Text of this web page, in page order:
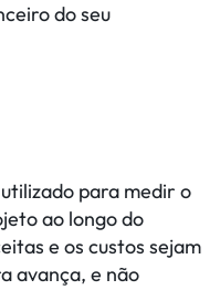
do seu
para medir o
ao longo do
e os custos sejam
avança, e não